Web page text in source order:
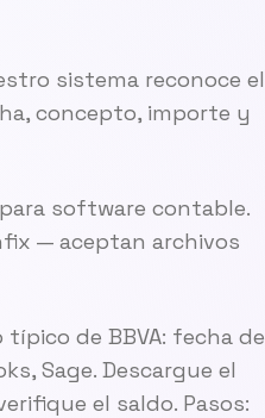
sistema reconoce el
concepto, importe y
software contable.
— aceptan archivos
típico de BBVA: fecha de
Sage. Descargue el
el saldo. Pasos: